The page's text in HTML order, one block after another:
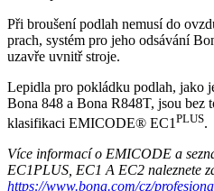
Při broušení podlah nemusí do
prach, systém pro jeho odsávání
uzavře uvnitř stroje.
Lepidla pro pokládku podlah, jako
Bona 848 a Bona R848T, jsou bez
klasifikaci EMICODE® EC1PLUS.
Více informací o EMICODE a
EC1PLUS, EC1 A EC2 naleznete
https://www.bona.com/cz/